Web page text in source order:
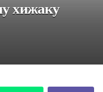
хижаку